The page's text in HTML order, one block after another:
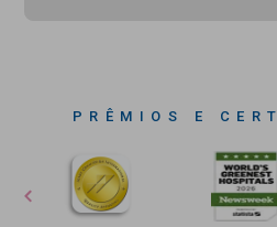
PRÊMIOS E